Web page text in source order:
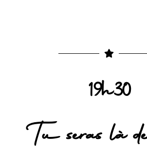
19h30
Tu seras là